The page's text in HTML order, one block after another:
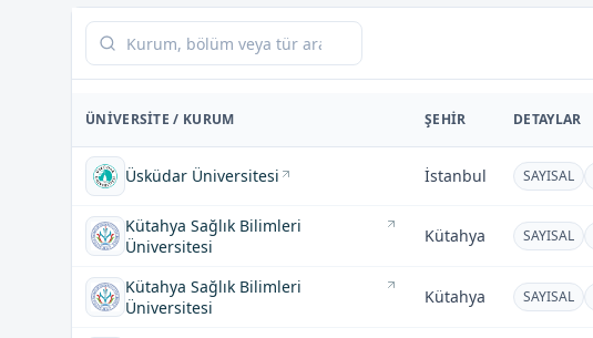
Tabloda ara
ÜNIVERSITE / KURUM ŞEHIR DETAYLAR
Üsküdar Üniversitesi İstanbul SAYISAL
Kütahya Sağlık Bilimleri
Üniversitesi
Kütahya SAYISAL
Kütahya Sağlık Bilimleri
Üniversitesi
Kütahya SAYISAL